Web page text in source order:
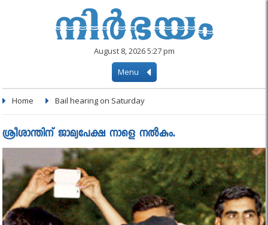
August 8, 2026 5:27 pm
Menu
Home Bail hearing on Saturday
ശ്രീശാന്തിന് ജാമ്യപേക്ഷ നാളെ നൽകും.